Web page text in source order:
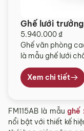
Ghế lưới
5.940.000₫
Ghế văn phòng
là mẫu ghế lưới
chất lượng vượt
nhiều tính năng
làm việc, nâng
Xem chi tiết
FM115AB là mẫughế
nổi bật với thiết kế